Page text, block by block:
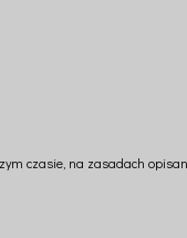
czasie, na zasadach